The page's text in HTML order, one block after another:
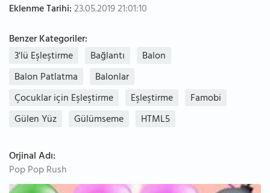
Eklenme Tarihi:23.05.2019 21:01:10
Benzer Kategoriler:
3'lü Eşleştirme
Bağlantı
Balon
Balon Patlatma
Balonlar
Çocuklar için Eşleştirme
Eşleştirme
Famobi
Gülen Yüz
Gülümseme HTML5
Orjinal Adı:
Pop Pop Rush